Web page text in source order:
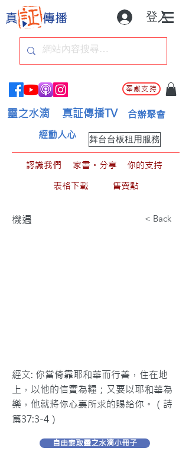
登入
奉獻支持
靈之水滴 真証傳播TV 合辦聚會
舞台台板租用服務
經動人心
認識我們 家書。分享
你的支持
表格下載
售賣點
機遇 < Back
經文: 你當倚靠耶和華而行善，住在地
上，以他的信實為糧；又要以耶和華為
樂，他就將你心裏所求的賜給你。（詩
篇37:3-4）
自由索取靈之水滴小冊子